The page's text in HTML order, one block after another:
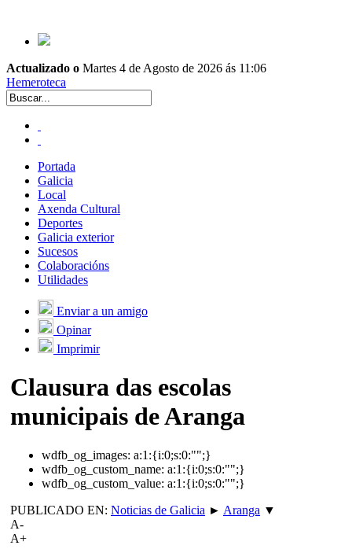
Actualizado o Martes 4 de Agosto de 2026 ás 11:06
Hemeroteca
Portada
Galicia
Local
Axenda Cultural
Deportes
Galicia exterior
Sucesos
Colaboracións
Utilidades
Enviar a un amigo
Opinar
Imprimir
Clausura das escolas
municipais de Aranga
wdfb_og_images: a:1:{i:0;s:0:"";}
wdfb_og_custom_name: a:1:{i:0;s:0:"";}
wdfb_og_custom_value: a:1:{i:0;s:0:"";}
PUBLICADO EN: Noticias de Galicia ► Aranga ▼
A-
A+